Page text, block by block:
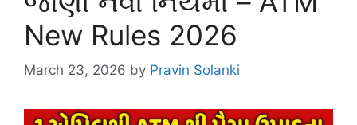
New Rules 2026
March 23, 2026 by Pravin Solanki